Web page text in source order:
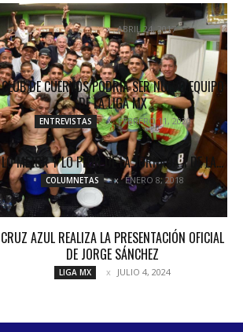
BRAVOS SEMIFINALISTAS
NOTICIAS ABRIL 24, 2017
CLUB DE CUERVOS PODRÍA SER NUEVO EQUIPO
DE LA LIGA MX
ENTREVISTAS FEBRERO 11, 2020
LO MEJOR Y LO PEOR DE LA JORNADA 1 DE LA...
COLUMNETAS ENERO 8, 2018
CRUZ AZUL REALIZA LA PRESENTACIÓN OFICIAL
DE JORGE SÁNCHEZ
LIGA MX JULIO 4, 2024